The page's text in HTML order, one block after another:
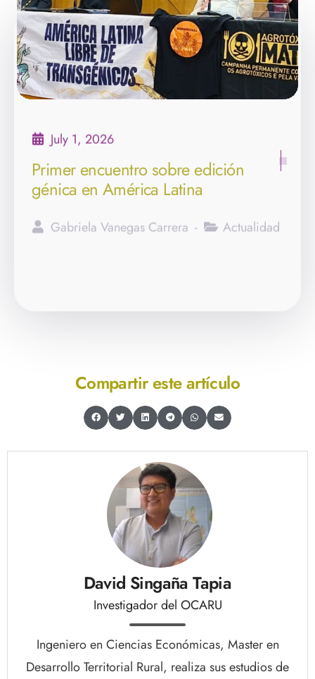
July 1, 2026
Primer encuentro sobre edición
génica en América Latina
Gabriela Vanegas Carrera Actualidad
Compartir este artículo
David Singaña Tapia
Investigador del OCARU
Ingeniero en Ciencias Económicas, Master en
Desarrollo Territorial Rural, realiza sus estudios de